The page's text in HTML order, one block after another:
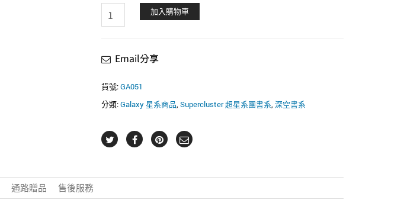
個
的
話
小
特
裝
加入購物車
Email分享
貨號:GA051
分類:Galaxy 星系商品,Supercluster 超星系團書系,深空書系
通路贈品 售後服務